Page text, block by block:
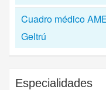
Cuadro médico
Geltrú
Especialidades